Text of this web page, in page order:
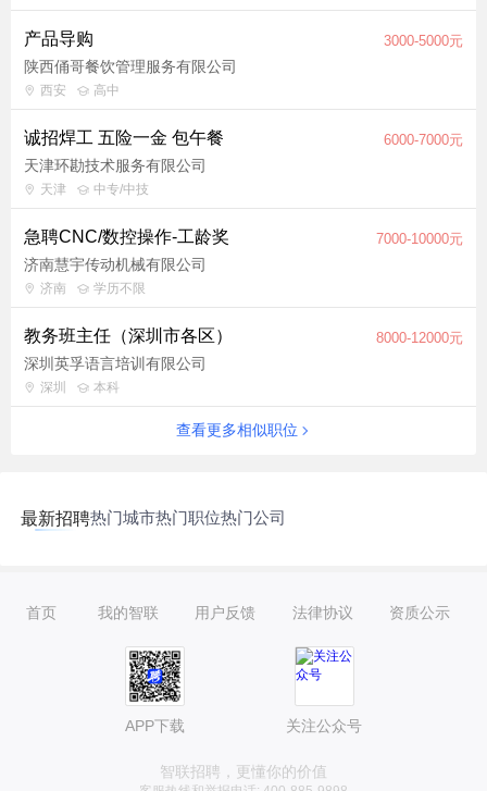
产品导购 3000-5000元
陕西俑哥餐饮管理服务有限公司
西安 高中
诚招焊工 五险一金 包午餐 6000-7000元
天津环勘技术服务有限公司
天津 中专/中技
急聘CNC/数控操作-工龄奖 7000-10000元
济南慧宇传动机械有限公司
济南 学历不限
教务班主任（深圳市各区） 8000-12000元
深圳英孚语言培训有限公司
深圳 本科
查看更多相似职位
最新招聘热门城市热门职位热门公司
首页 我的智联 用户反馈 法律协议 资质公示
APP下载 关注公众号
智联招聘，更懂你的价值